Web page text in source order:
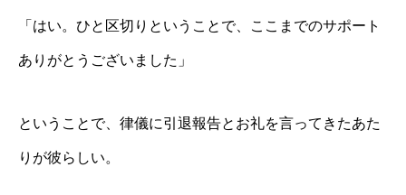
「はい。ひと区切りということで、ここまでのサポート
ありがとうございました」
ということで、律儀に引退報告とお礼を言ってきたあた
りが彼らしい。